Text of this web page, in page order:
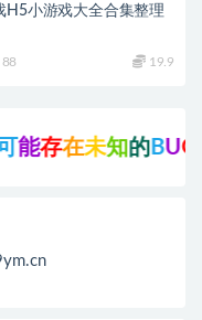
H5小游戏大全合集整理
88 19.9
的BUG与瑕疵 ，可